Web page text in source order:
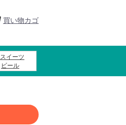
買い物カゴ
スイーツ
ビール